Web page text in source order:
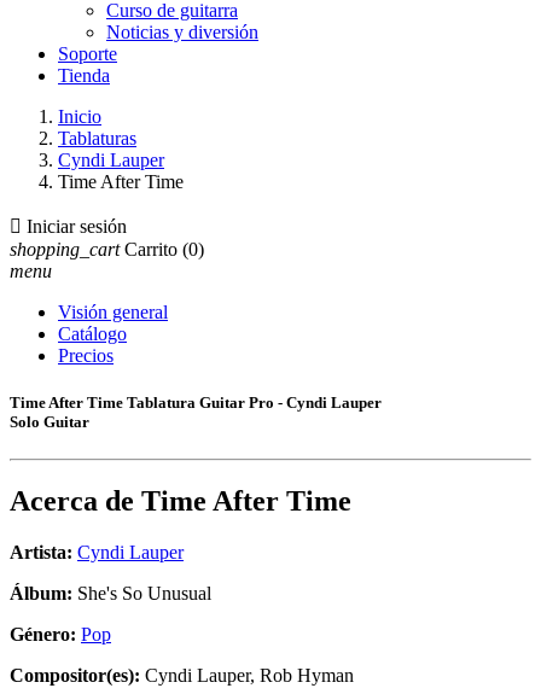
Curso de guitarra
Noticias y diversión
Soporte
Tienda
Inicio
Tablaturas
Cyndi Lauper
Time After Time
 Iniciar sesión
shopping_cart Carrito (0)
menu
Visión general
Catálogo
Precios
Time After Time Tablatura Guitar Pro - Cyndi Lauper
Solo Guitar
Acerca de Time After Time
Artista: Cyndi Lauper
Álbum: She's So Unusual
Género: Pop
Compositor(es): Cyndi Lauper, Rob Hyman